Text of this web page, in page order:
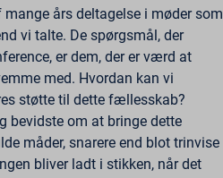
års deltagelse i møder som
vi talte. De spørgsmål, der
er dem, der er værd at
med. Hvordan kan vi
støtte til dette fællesskab?
bevidste om at bringe dette
måder, snarere end blot trinvise
bliver ladt i stikken, når det